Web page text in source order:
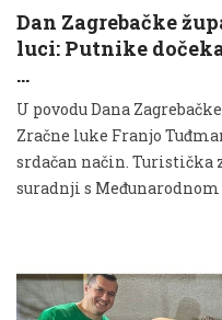
Dan Zagrebačke
luci: Putnike
…
U povodu Dana
Zračne luke Franjo
srdačan način. Turistička
suradnji s